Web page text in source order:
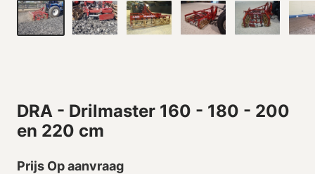
DRA - Drilmaster 160 - 180 - 200
en 220 cm
Prijs Op aanvraag